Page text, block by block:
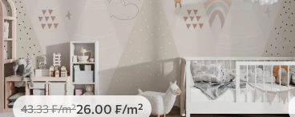
43.33₣/m²26 .00 ₣/m²